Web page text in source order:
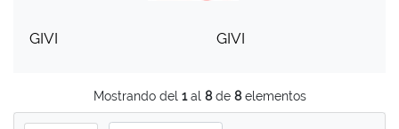
GIVI GIVI
Mostrando del 1al 8de 8elementos